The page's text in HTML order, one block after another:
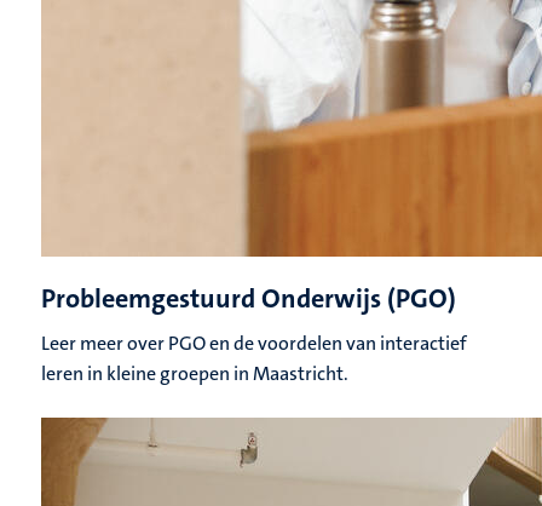
Probleemgestuurd Onderwijs (PGO)
Leer meer over PGO en de voordelen van interactief
leren in kleine groepen in Maastricht.